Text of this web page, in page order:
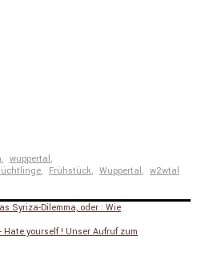
, wuppertal,
, Frühstück, Wuppertal, w2wtal
Syriza-Dilemma, oder : Wie
Hate yourself ! Unser Aufruf zum